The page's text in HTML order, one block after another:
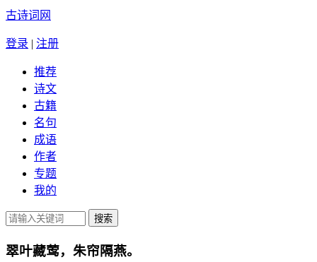
古诗词网
登录 | 注册
推荐
诗文
古籍
名句
成语
作者
专题
我的
翠叶藏莺，朱帘隔燕。